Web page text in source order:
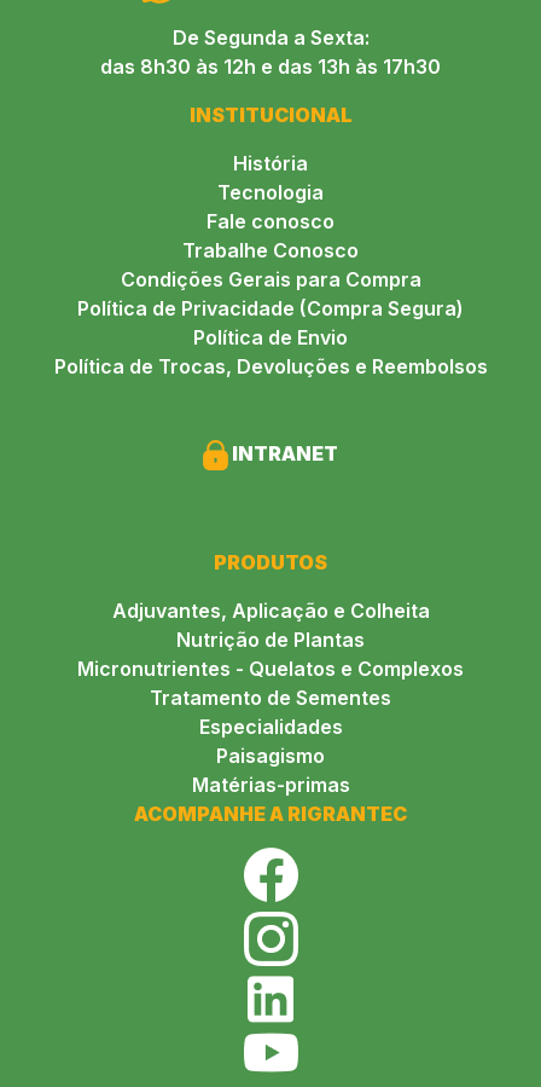
De Segunda a Sexta:
das 8h30 às 12h e das 13h às 17h30
INSTITUCIONAL
História
Tecnologia
Fale conosco
Trabalhe Conosco
Condições Gerais para Compra
Política de Privacidade (Compra Segura)
Política de Envio
Política de Trocas, Devoluções e Reembolsos
INTRANET
PRODUTOS
Adjuvantes, Aplicação e Colheita
Nutrição de Plantas
Micronutrientes - Quelatos e Complexos
Tratamento de Sementes
Especialidades
Paisagismo
Matérias-primas
ACOMPANHE A RIGRANTEC